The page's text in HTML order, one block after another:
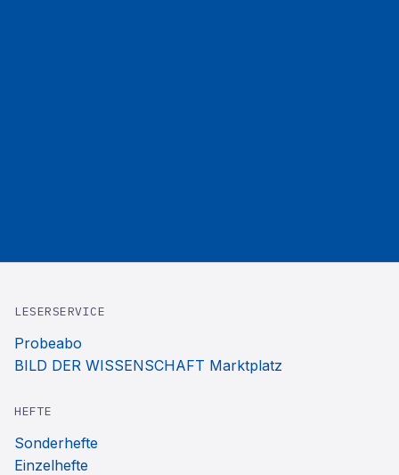
LESERSERVICE
Probeabo
BILD DER WISSENSCHAFT Marktplatz
HEFTE
Sonderhefte
Einzelhefte